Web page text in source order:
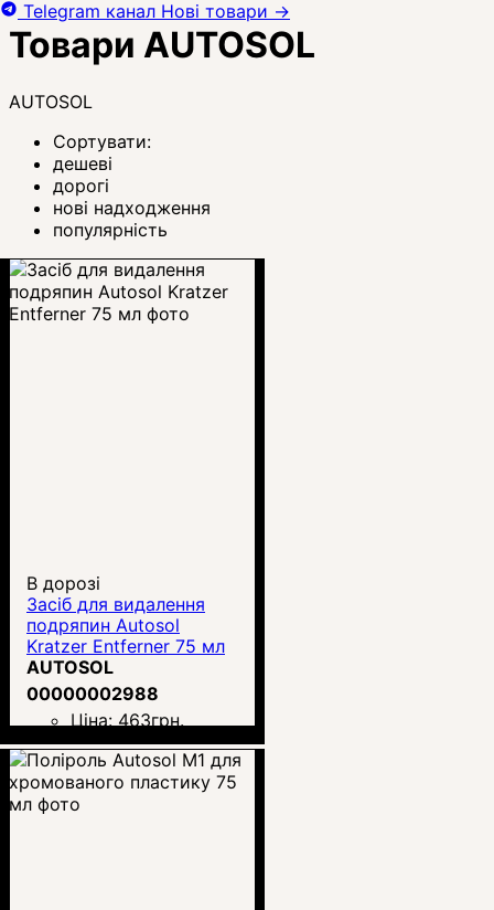
Товари AUTOSOL
AUTOSOL
Сортувати:
дешеві
дорогі
нові надходження
популярність
В дорозі
Засіб для видалення
подряпин Autosol
Kratzer Entferner 75 мл
AUTOSOL
00000002988
Ціна: 463грн.
Telegram канал Нові товари →